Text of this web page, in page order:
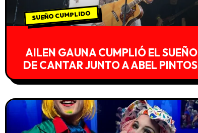
SUEÑO CUMPLIDO
AILEN GAUNA CUMPLIÓ EL SUEÑO
DE CANTAR JUNTO A ABEL PINTOS